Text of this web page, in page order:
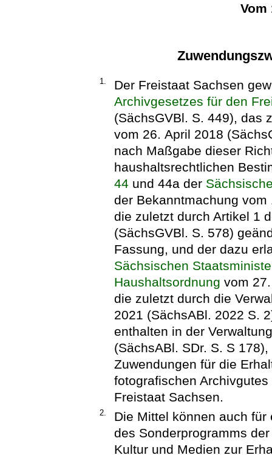
Vom
1.
Der Freistaat Sachsen
Archivgesetzes für den
(SächsGVBl. S. 449), das
vom 26. April 2018
nach Maßgabe dieser
haushaltsrechtlichen
44 und 44a der
der Bekanntmachung
die zuletzt durch Artikel 1
(SächsGVBl. S. 578)
Fassung, und der dazu
Sächsischen
Haushaltsordnung vom
die zuletzt durch die
2021 (SächsABl. 2022 S.
enthalten in der
(SächsABl. SDr. S. S
Zuwendungen für die
fotografischen
Freistaat Sachsen.
2.
Die Mittel können auch
des Sonderprogramms
Kultur und Medien zur